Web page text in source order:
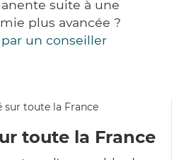
suite à une
plus avancée ?
un conseiller
toute la France